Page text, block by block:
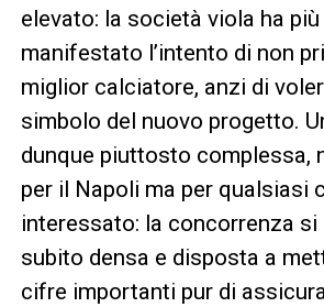
elevato: la società viola ha
manifestato l’intento di non
miglior calciatore, anzi di
simbolo del nuovo progetto.
dunque piuttosto complessa,
per il Napoli ma per qualsiasi
interessato: la concorrenza
subito densa e disposta a
cifre importanti pur di